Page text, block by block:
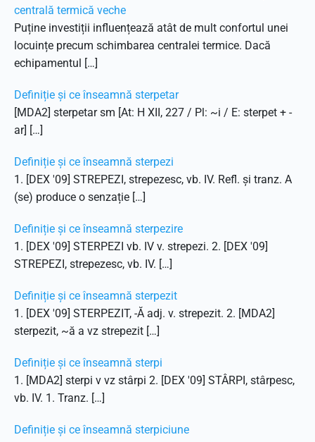
centrală termică veche
Puține investiții influențează atât de mult confortul unei
locuințe precum schimbarea centralei termice. Dacă
echipamentul […]
Definiție și ce înseamnă sterpetar
[MDA2] sterpetar sm [At: H XII, 227 / Pl: ~i / E: sterpet + -
ar] […]
Definiție și ce înseamnă sterpezi
1. [DEX '09] STREPEZI, strepezesc, vb. IV. Refl. și tranz. A
(se) produce o senzație […]
Definiție și ce înseamnă sterpezire
1. [DEX '09] STERPEZI vb. IV v. strepezi. 2. [DEX '09]
STREPEZI, strepezesc, vb. IV. […]
Definiție și ce înseamnă sterpezit
1. [DEX '09] STERPEZIT, -Ă adj. v. strepezit. 2. [MDA2]
sterpezit, ~ă a vz strepezit […]
Definiție și ce înseamnă sterpi
1. [MDA2] sterpi v vz stârpi 2. [DEX '09] STÂRPI, stârpesc,
vb. IV. 1. Tranz. […]
Definiție și ce înseamnă sterpiciune